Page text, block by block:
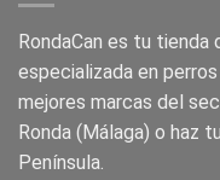
RondaCan es tu
especializada en
mejores marcas del
Ronda (Málaga) o haz
Península.